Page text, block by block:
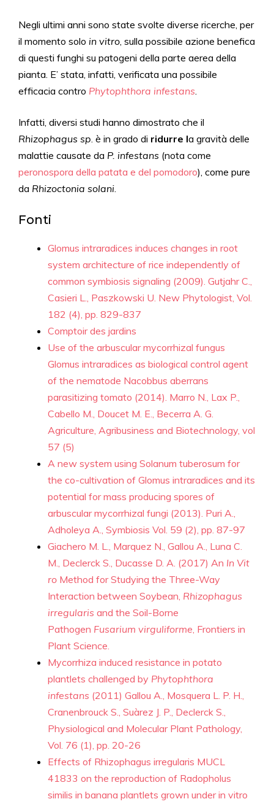
Negli ultimi anni sono state svolte diverse ricerche, per
il momento solo in vitro, sulla possibile azione benefica
di questi funghi su patogeni della parte aerea della
pianta. E’ stata, infatti, verificata una possibile
efficacia contro Phytophthora infestans.
Infatti, diversi studi hanno dimostrato che il
Rhizophagus sp. è in grado di ridurre la gravità delle
malattie causate da P. infestans (nota come
peronospora della patata e del pomodoro), come pure
da Rhizoctonia solani.
Fonti
Glomus intraradices induces changes in root
system architecture of rice independently of
common symbiosis signaling (2009). Gutjahr C.,
Casieri L., Paszkowski U. New Phytologist, Vol.
182 (4), pp. 829-837
Comptoir des jardins
Use of the arbuscular mycorrhizal fungus
Glomus intraradices as biological control agent
of the nematode Nacobbus aberrans
parasitizing tomato (2014). Marro N., Lax P.,
Cabello M., Doucet M. E., Becerra A. G.
Agriculture, Agribusiness and Biotechnology, vol
57 (5)
A new system using Solanum tuberosum for
the co-cultivation of Glomus intraradices and its
potential for mass producing spores of
arbuscular mycorrhizal fungi (2013). Puri A.,
Adholeya A., Symbiosis Vol. 59 (2), pp. 87-97
Giachero M. L., Marquez N., Gallou A., Luna C.
M., Declerck S., Ducasse D. A. (2017) An In Vit
ro Method for Studying the Three-Way
Interaction between Soybean, Rhizophagus
irregularis and the Soil-Borne
Pathogen Fusarium virguliforme, Frontiers in
Plant Science.
Mycorrhiza induced resistance in potato
plantlets challenged by Phytophthora
infestans (2011) Gallou A., Mosquera L. P. H.,
Cranenbrouck S., Suàrez J. P., Declerck S.,
Physiological and Molecular Plant Pathology,
Vol. 76 (1), pp. 20-26
Effects of Rhizophagus irregularis MUCL
41833 on the reproduction of Radopholus
similis in banana plantlets grown under in vitro